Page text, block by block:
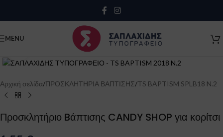
MENU
Click to enlarge
Αρχική σελίδα/ΠΡΟΣΚΛΗΤΗΡΙΑ ΒΑΠΤΙΣΗΣ/TS BAPTISM SPLB18 N.2
Προσκλητήριο Bάπτισης CANDY SHOP για κορίτσι